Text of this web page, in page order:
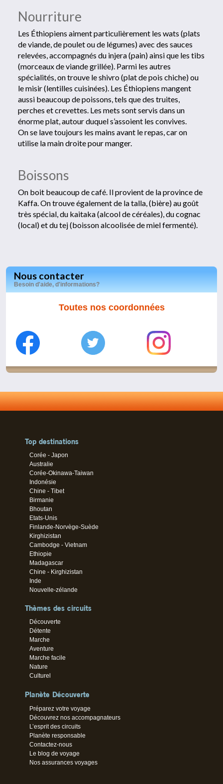
Nourriture
Les Éthiopiens aiment particulièrement les wats (plats
de viande, de poulet ou de légumes) avec des sauces
relevées, accompagnés du injera (pain) ainsi que les tibs
(morceaux de viande grillée). Parmi les autres
spécialités, on trouve le shivro (plat de pois chiche) ou
le misir (lentilles cuisinées). Les Éthiopiens mangent
aussi beaucoup de poissons, tels que des truites,
perches et crevettes. Les mets sont servis dans un
énorme plat, autour duquel s’assoient les convives.
On se lave toujours les mains avant le repas, car on
utilise la main droite pour manger.
Boissons
On boit beaucoup de café. Il provient de la province de
Kaffa. On trouve également de la talla, (bière) au goût
très spécial, du kaitaka (alcool de céréales), du cognac
(local) et du tej (boisson alcoolisée de miel fermenté).
Nous contacter
Besoin d'aide, d'informations?
Toutes nos coordonnées
Top destinations
Corée - Japon
Australie
Corée-Okinawa-Taiwan
Indonésie
Chine - Tibet
Birmanie
Bhoutan
Etats-Unis
Finlande-Norvège-Suède
Kirghizistan
Cambodge - Vietnam
Ethiopie
Madagascar
Chine - Kirghizistan
Inde
Nouvelle-zélande
Thèmes des circuits
Découverte
Détente
Marche
Aventure
Marche facile
Nature
Culturel
Planète Découverte
Préparez votre voyage
Découvrez nos accompagnateurs
L’esprit des circuits
Planète responsable
Contactez-nous
Le blog de voyage
Nos assurances voyages